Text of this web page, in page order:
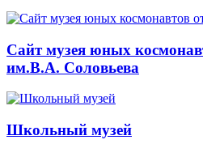
Сайт музея юных
им.В.А. Соловьева
Школьный музей